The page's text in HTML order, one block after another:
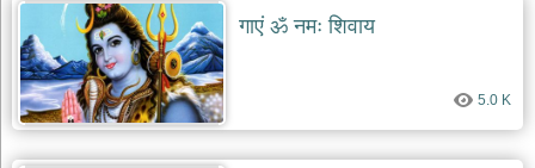
रानी
सती
दादी
भजन
rani
dadi
गाएं ॐ नमः शिवाय
5.0 K